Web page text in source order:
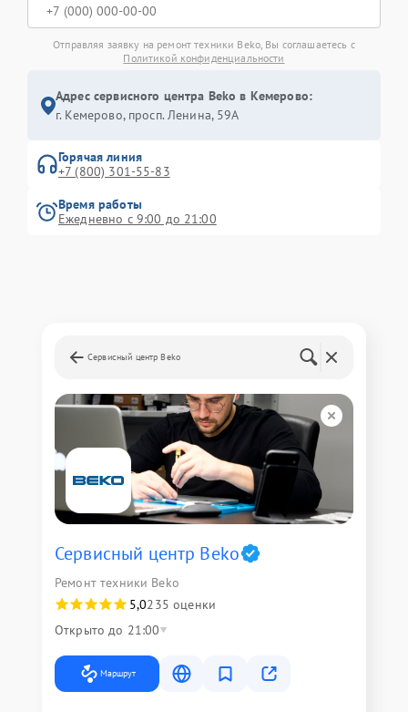
Отправляя заявку на ремонт техники Beko, Вы соглашаетесь с
Политикой конфиденциальности
Адрес сервисного центра Beko в Кемерово:
г. Кемерово, просп. Ленина, 59А
Горячая линия
+7 (800) 301-55-83
Время работы
Ежедневно с 9:00 до 21:00
Сервисный центр Beko
Сервисный центр Beko
Ремонт техники Beko
5,0235 оценки
Открыто до 21:00
Маршрут